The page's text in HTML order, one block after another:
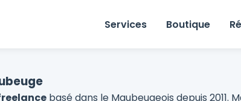
Services Boutique
basé dans le Maubeugeois depuis